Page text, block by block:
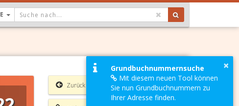
DROPDOWN: GEWÄHLTER WERT IST ALLE
Zurück
×
Grundbuchnummernsuche
Mit diesem neuen Tool können
Sie nun Grundbuchnummern zu
Ihrer Adresse finden.